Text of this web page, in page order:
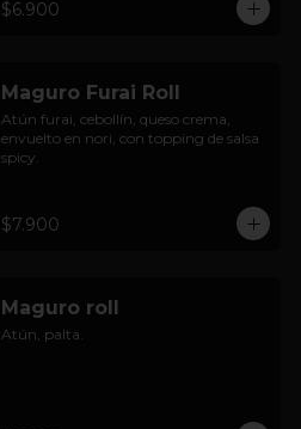
$6.900
Maguro Furai Roll
Atún furai, cebollín, queso crema,
envuelto en nori, con topping de salsa
spicy.
$7.900
Maguro roll
Atún, palta.